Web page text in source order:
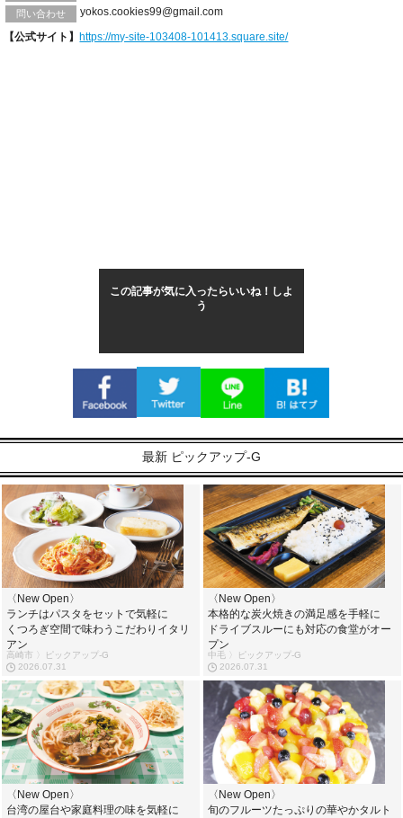
問い合わせ
yokos.cookies99@gmail.com
【公式サイト】 https://my-site-103408-101413.square.site/
この記事が気に入ったらいいね！しよ
う
最新 ピックアップ-G
〈New Open〉
ランチはパスタをセットで気軽に
くつろぎ空間で味わうこだわりイタリ
アン
高崎市 〉ピックアップ-G
2026.07.31
〈New Open〉
本格的な炭火焼きの満足感を手軽に
ドライブスルーにも対応の食堂がオー
プン
中毛 〉ピックアップ-G
2026.07.31
〈New Open〉
台湾の屋台や家庭料理の味を気軽に
〈New Open〉
旬のフルーツたっぷりの華やかタルト